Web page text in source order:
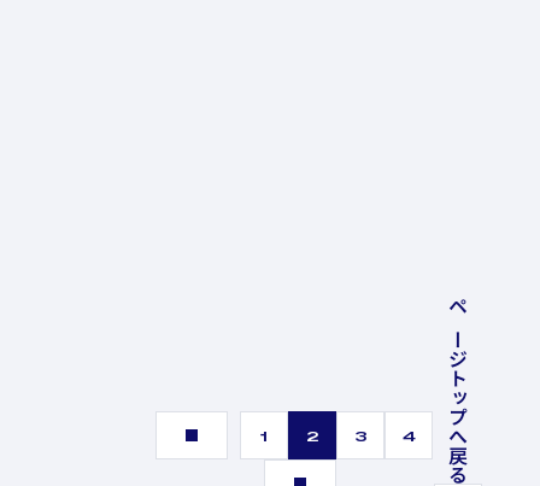
1 2 3 4 ページトップへ戻る